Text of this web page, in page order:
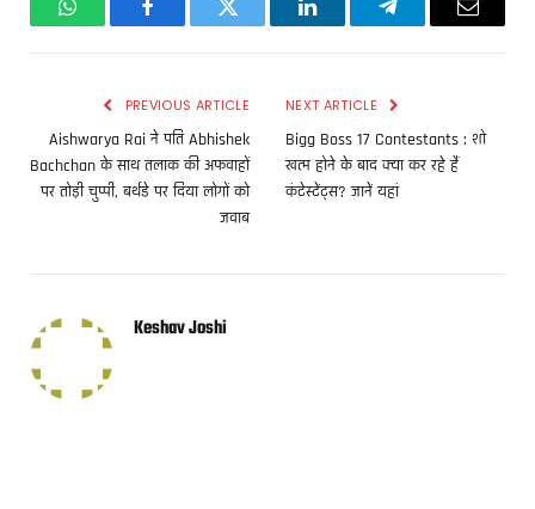
WhatsAppFacebookTwitter LinkedInTelegramEmail
PREVIOUS ARTICLE
Aishwarya Rai ने पति Abhishek
Bachchan के साथ तलाक की अफवाहों
पर तोड़ी चुप्पी, बर्थडे पर दिया लोगों को
जवाब
NEXT ARTICLE
Bigg Boss 17 Contestants : शो
खत्म होने के बाद क्या कर रहे हैं
कंटेस्टेंट्स? जानें यहां
Keshav Joshi